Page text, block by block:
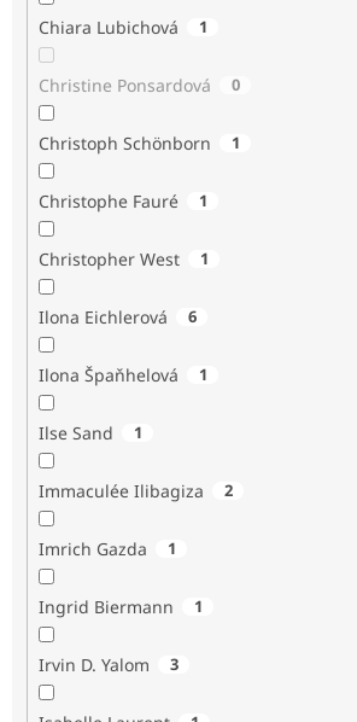
Chiara Lubichová 1
Christine Ponsardová 0
Christoph Schönborn 1
Christophe Fauré 1
Christopher West 1
Ilona Eichlerová 6
Ilona Špaňhelová 1
Ilse Sand 1
Immaculée Ilibagiza 2
Imrich Gazda 1
Ingrid Biermann 1
Irvin D. Yalom 3